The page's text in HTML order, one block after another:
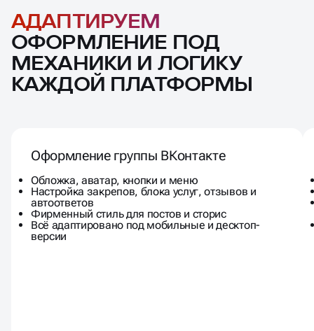
АДАПТИРУЕМ
ОФОРМЛЕНИЕ ПОД
МЕХАНИКИ И ЛОГИКУ
Оформление группы ВКонтакте
Обложка, аватар, кнопки и меню
Настройка закрепов, блока услуг, отзывов и
автоответов
Фирменный стиль для постов и сторис
Всё адаптировано под мобильные и десктоп-